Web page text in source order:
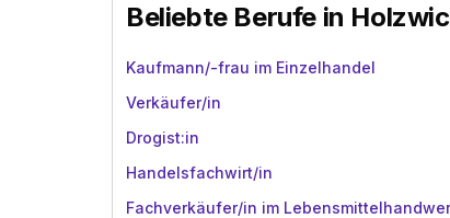
Beliebte Berufe in
Kaufmann/-frau im Einzelhandel
Verkäufer/in
Drogist:in
Handelsfachwirt/in
Fachverkäufer/in im